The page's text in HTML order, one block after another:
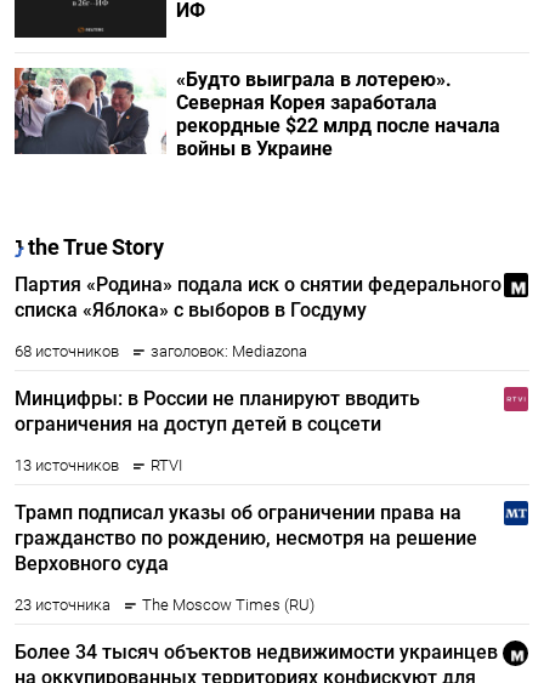
ИФ
«Будто выиграла в лотерею».
Северная Корея заработала
рекордные $22 млрд после начала
войны в Украине